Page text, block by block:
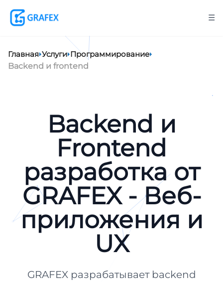
☰
Главная Услуги Программирование
Backend и frontend
Backend и
Frontend
разработка от
GRAFEX - Веб-
приложения и
UX
GRAFEX разрабатывает backend